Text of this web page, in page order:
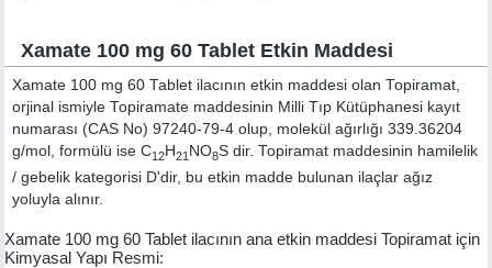
Xamate 100 mg 60 Tablet Etkin Maddesi
Xamate 100 mg 60 Tablet ilacının etkin maddesi olan Topiramat,
orjinal ismiyleTopiramate maddesinin Milli Tıp Kütüphanesi kayıt
numarası (CAS No) 97240-79-4 olup, molekül ağırlığı 339.36204
g/mol, formülü ise C12H21 NO8S dir. Topiramat maddesinin hamilelik
/ gebelik kategorisi D'dir, bu etkin madde bulunan ilaçlar ağız
yoluyla alınır.
Xamate 100 mg 60 Tablet ilacının ana etkin maddesi Topiramat için
Kimyasal Yapı Resmi: